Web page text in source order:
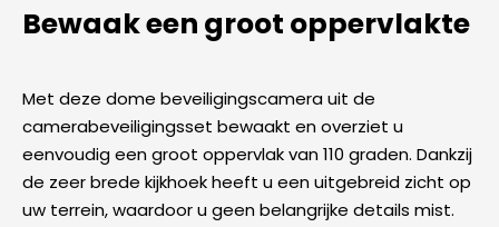
Bewaak een groot oppervlakte
Met deze dome beveiligingscamera uit de
camerabeveiligingsset bewaakt en overziet u
eenvoudig een groot oppervlak van 110 graden. Dankzij
de zeer brede kijkhoek heeft u een uitgebreid zicht op
uw terrein, waardoor u geen belangrijke details mist.